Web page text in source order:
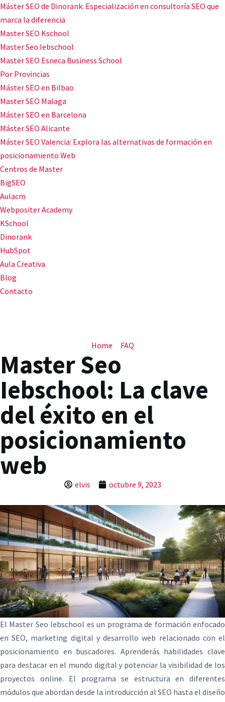
Máster SEO de Dinorank: Especialización en consultoría SEO que
marca la diferencia
Master SEO Kschool
Master Seo Iebschool
Master SEO Esneca Business School
Por Provincias
Máster SEO en Bilbao
Master SEO Malaga
Máster SEO en Barcelona
Máster SEO Alicante
Máster SEO Valencia: Explora las alternativas de formación en
posicionamiento Web
Centros de Master
BigSEO
Aulacm
Webpositer Academy
KSchool
Dinorank
HubSpot
Aula Creativa
Blog
Contacto
Home FAQ
Master Seo
Iebschool: La clave
del éxito en el
posicionamiento
web
elvis octubre 9, 2023
El Master Seo Iebschool es un programa de formación enfocado
en SEO, marketing digital y desarrollo web relacionado con el
posicionamiento en buscadores. Aprenderás habilidades clave
para destacar en el mundo digital y potenciar la visibilidad de los
proyectos online. El programa se estructura en diferentes
módulos que abordan desde la introducción al SEO hasta el diseño